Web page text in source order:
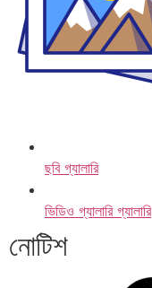
ছবি গ্যালারি
ভিডিও গ্যালারি গ্যালারি
নোটিশ